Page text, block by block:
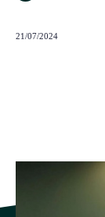
21/07/2024